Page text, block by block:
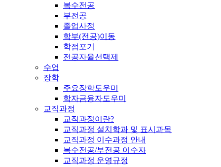
복수전공
부전공
졸업사정
학부(전공)이동
학점포기
전공자율선택제
수업
장학
주요장학도우미
학자금융자도우미
교직과정
교직과정이란?
교직과정 설치학과 및 표시과목
교직과정 이수과정 안내
복수전공/부전공 이수자
교직과정 운영규정